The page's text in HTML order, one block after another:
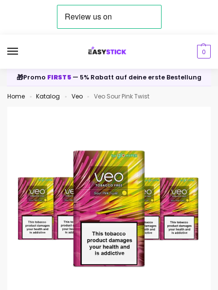
0
🎁Promo FIRST5 — 5% Rabatt auf deine erste Bestellung
Home » Katalog » Veo » Veo Sour Pink Twist